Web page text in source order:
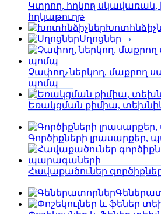
Կտրող, հղկող
հղկաթուղթ
Սղոցներ
Չափող, ներկող, մաքրող
պոմպ
Եռակցման քիմիա,
Գործիքների լրասարքեր,
Հավաքածուներ